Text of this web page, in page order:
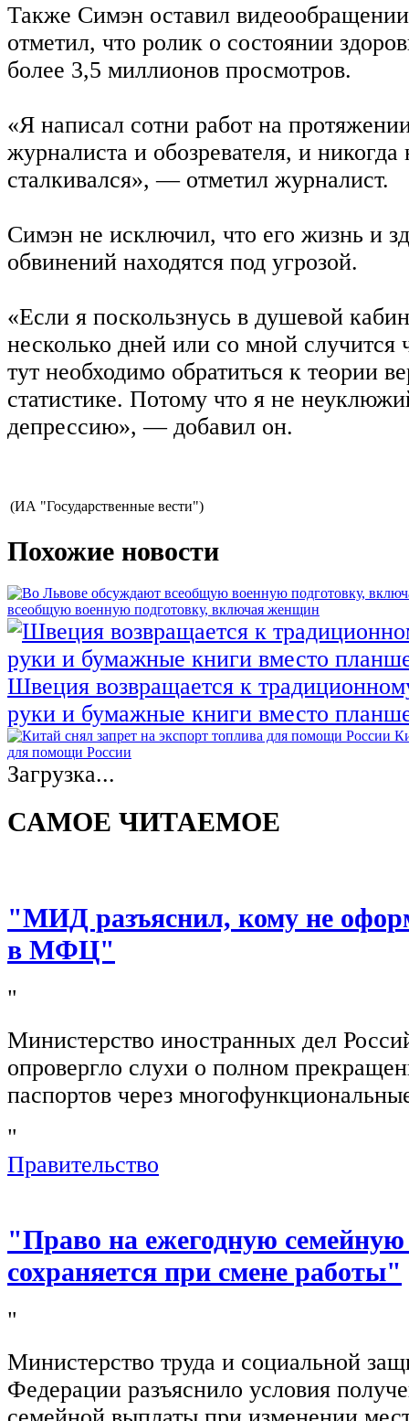
Также Симэн оставил
отметил, что ролик о состоянии
более 3,5 миллионов просмотров.
«Я написал сотни работ на
журналиста и обозревателя, и
сталкивался», — отметил журналист.
Симэн не исключил, что его жизнь и
обвинений находятся под угрозой.
«Если я поскользнусь в душевой
несколько дней или со мной случится
тут необходимо обратиться к теории
статистике. Потому что я не
депрессию», — добавил он.
(ИА "Государственные вести")
Похожие новости
всеобщую военную подготовку, включая женщин
Швеция возвращается к
руки и бумажные книги вместо
для помощи России
Загрузка...
САМОЕ ЧИТАЕМОЕ
"МИД разъяснил, кому не
в МФЦ"
"
Министерство иностранных дел
опровергло слухи о полном
паспортов через
"
Правительство
"Право на ежегодную
сохраняется при смене работы"
"
Министерство труда и социальной
Федерации разъяснило условия